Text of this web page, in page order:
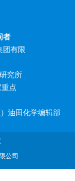
者
团有限
究所
点
油田化学编辑部
公司